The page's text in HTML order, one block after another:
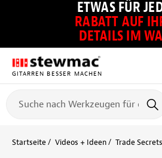
ETWAS FÜR
RABATT AUF
DETAILS IM
GITARREN BESSER MACHEN
Startseite Videos + Ideen Trade